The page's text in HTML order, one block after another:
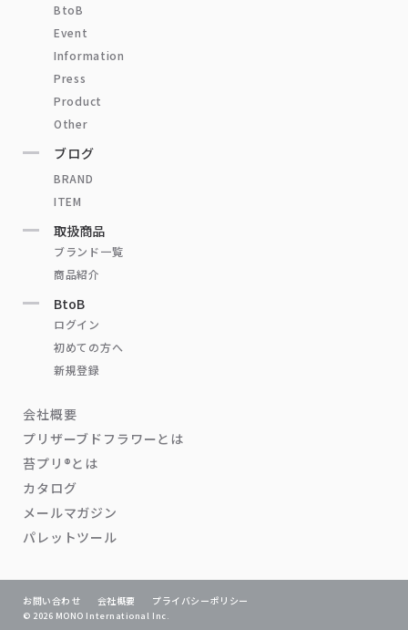
BtoB
Event
Information
Press
Product
Other
ブログ
BRAND
ITEM
取扱商品
ブランド一覧
商品紹介
BtoB
ログイン
初めての方へ
新規登録
会社概要
プリザーブドフラワーとは
苔プリ®とは
カタログ
メールマガジン
パレットツール
© 2026 MONO International Inc.
お問い合わせ 会社概要 プライバシーポリシー